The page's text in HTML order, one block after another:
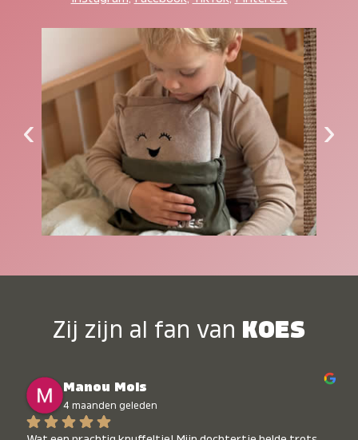
‹ ›
Zij zijn al fan van KOES
Manou Mols
4 maanden geleden